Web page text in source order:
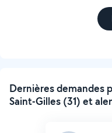
Dernières demandes
Saint-Gilles (31) et